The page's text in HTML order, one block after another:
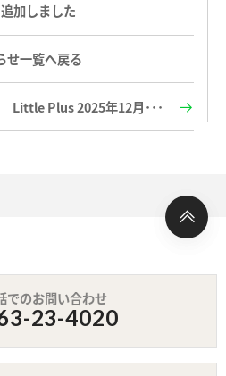
加しました
せ一覧へ戻る
Little Plus 2025年12月･･･
でのお問い合わせ
23-4020